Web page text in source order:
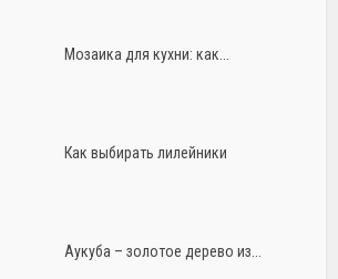
Мозаика для кухни: как...
Как выбирать лилейники
Аукуба – золотое дерево из...